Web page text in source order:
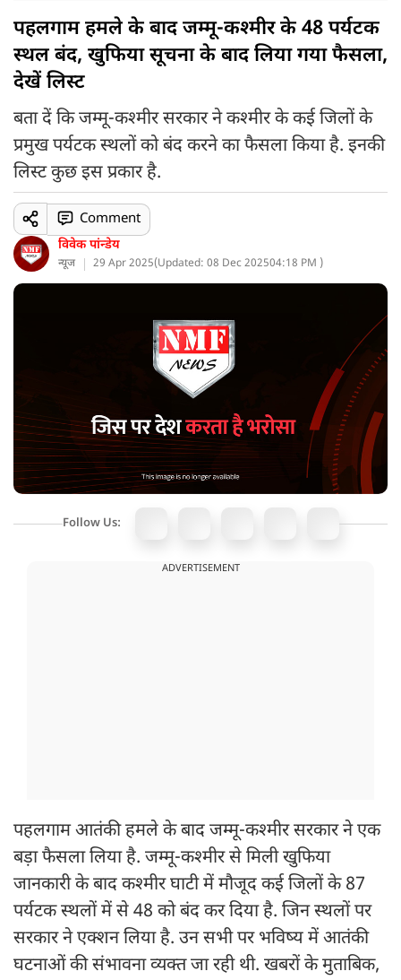
पहलगाम हमले के बाद जम्मू-कश्मीर के 48 पर्यटक
स्थल बंद, खुफिया सूचना के बाद लिया गया फैसला,
देखें लिस्ट
बता दें कि जम्मू-कश्मीर सरकार ने कश्मीर के कई जिलों के
प्रमुख पर्यटक स्थलों को बंद करने का फैसला किया है. इनकी
लिस्ट कुछ इस प्रकार है.
विवेक पांन्डेय
न्यूज 29 Apr 2025(Updated: 08 Dec 202504:18 PM )
Comment
Follow Us:
ADVERTISEMENT
पहलगाम आतंकी हमले के बाद जम्मू-कश्मीर सरकार ने एक
बड़ा फैसला लिया है. जम्मू-कश्मीर से मिली खुफिया
जानकारी के बाद कश्मीर घाटी में मौजूद कई जिलों के 87
पर्यटक स्थलों में से 48 को बंद कर दिया है. जिन स्थलों पर
सरकार ने एक्शन लिया है. उन सभी पर भविष्य में आतंकी
घटनाओं की संभावना व्यक्त जा रही थी. खबरों के मुताबिक,